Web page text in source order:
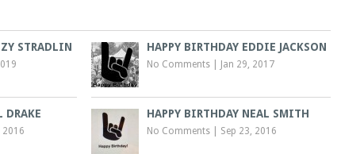
STRADLIN HAPPY BIRTHDAY EDDIE JACKSON
No Comments Jan 29, 2017
DRAKE
2016
HAPPY BIRTHDAY NEAL SMITH
No Comments Sep 23, 2016